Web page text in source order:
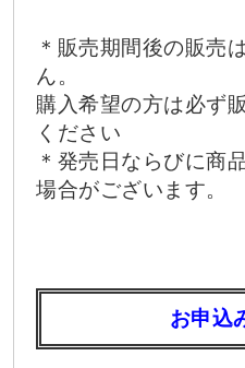
＊販売期間後の販売
ん。
購入希望の方は必ず
ください
＊発売日ならびに商
場合がございます。
お申込